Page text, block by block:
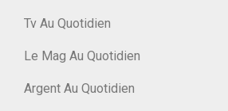
Tv Au Quotidien
Le Mag Au Quotidien
Argent Au Quotidien